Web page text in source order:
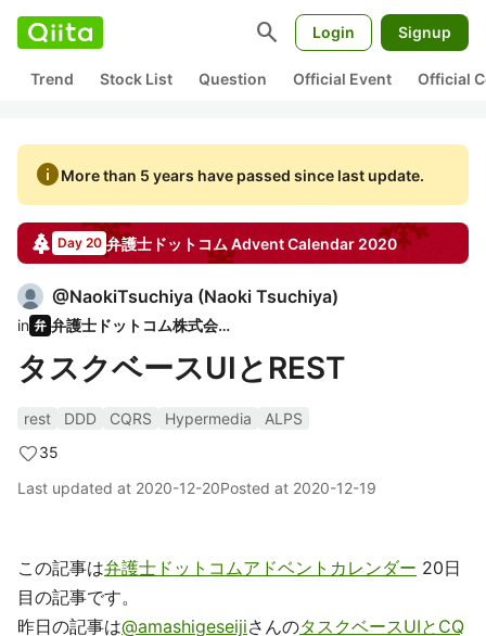
search Login Signup
Trend Stock List Question Official Event Official
infoMore than 5 years have passed since last update.
Day 20 弁護士ドットコム Advent Calendar 2020
@NaokiTsuchiya (Naoki Tsuchiya)
in 弁護士ドットコム株式会社
タスクベースUIとREST
rest DDD CQRS Hypermedia
ALPS
35
Last updated at 2020-12-20Posted at 2020-12-19
この記事は弁護士ドットコムアドベントカレンダー 20日
目の記事です。
昨日の記事は@amashigeseijiさんのタスクベースUIとCQ